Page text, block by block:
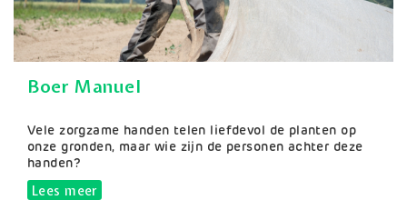
Boer Manuel
Samenvatting
Vele zorgzame handen telen liefdevol de planten op
onze gronden, maar wie zijn de personen achter deze
handen?
Lees meerover Boer Manuel